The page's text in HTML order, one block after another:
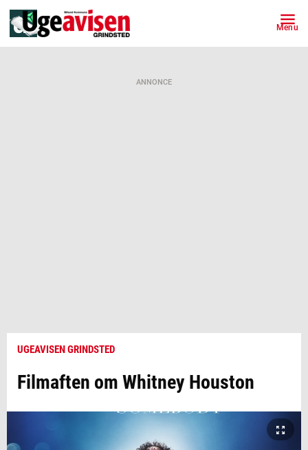
Menu
ANNONCE
UGEAVISEN GRINDSTED
Filmaften om Whitney Houston